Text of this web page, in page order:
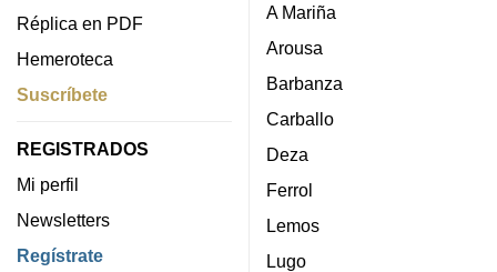
Réplica en PDF
Hemeroteca
Suscríbete
REGISTRADOS
Mi perfil
Newsletters
Regístrate
A Mariña
Arousa
Barbanza
Carballo
Deza
Ferrol
Lemos
Lugo